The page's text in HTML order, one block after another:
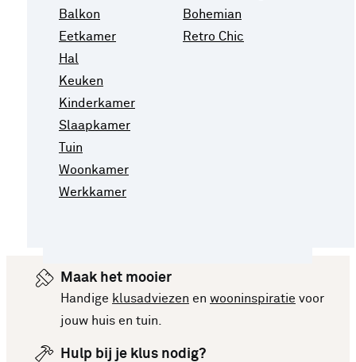
Balkon
Eetkamer
Hal
Keuken
Kinderkamer
Slaapkamer
Tuin
Woonkamer
Werkkamer
Bohemian
Retro Chic
Maak het mooier
Handige klusadviezen en wooninspiratie voor
jouw huis en tuin.
Hulp bij je klus nodig?